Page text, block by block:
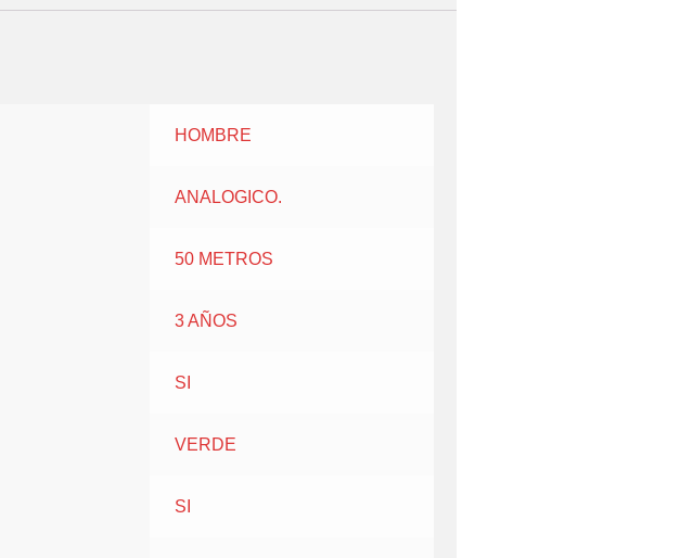
HOMBRE
ANALOGICO.
50 METROS
3 AÑOS
SI
VERDE
SI